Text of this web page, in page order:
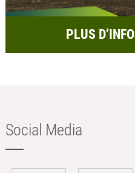
PLUS D’INFO
Social Media